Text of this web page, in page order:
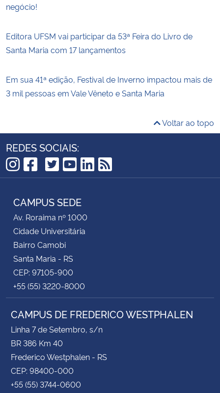
negócio!
Editora UFSM vai participar da 53ª Feira do Livro de
Santa Maria com 17 lançamentos
Em sua 41ª edição, Festival de Inverno impactou mais de
3 mil pessoas em Vale Vêneto e Santa Maria
Voltar ao topo
REDES SOCIAIS:
Instagram
Facebook
TikTok
Twitter
YouTube
LinkedIn
RSS
CAMPUS SEDE
Av. Roraima nº 1000
Cidade Universitária
Bairro Camobi
Santa Maria - RS
CEP: 97105-900
+55 (55) 3220-8000
CAMPUS DE FREDERICO WESTPHALEN
Linha 7 de Setembro, s/n
BR 386 Km 40
Frederico Westphalen - RS
CEP: 98400-000
+55 (55) 3744-0600